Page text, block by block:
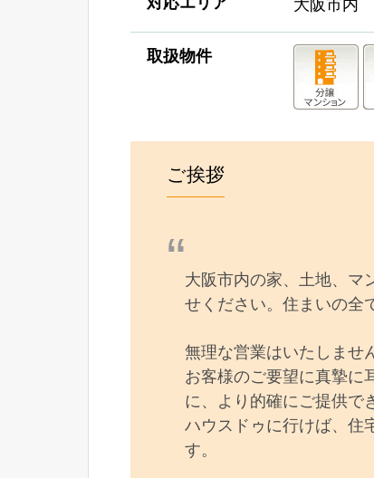
取扱物件
ご挨拶
大阪市内の家、土地、マ
せください。住まいの全
無理な営業はいたしません
お客様のご要望に真摯に
に、より的確にご提供で
ハウスドゥに行けば、住
す。